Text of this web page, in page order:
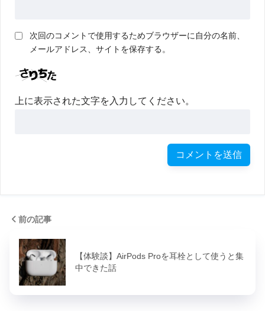
次回のコメントで使用するためブラウザーに自分の名前、
メールアドレス、サイトを保存する。
上に表示された文字を入力してください。
前の記事
【体験談】AirPods Proを耳栓として使うと集
中できた話